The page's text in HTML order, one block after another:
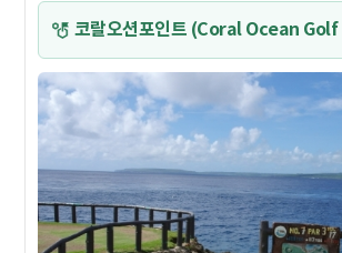
코랄오션포인트 (Coral Ocean